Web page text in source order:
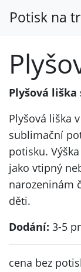
Potisk na
Plyšová
Plyšová liška
sublimační
potisku.
jako vtipný
narozeninám
děti.
Dodání: 3-5
cena bez